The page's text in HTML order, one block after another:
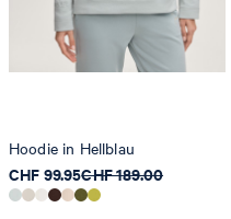
Hoodie in Hellblau
CHF 99.95CHF 189.00